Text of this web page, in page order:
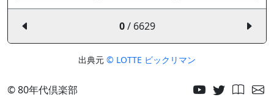
0/ 6629
出典元 © LOTTE ビックリマン
© 80年代倶楽部